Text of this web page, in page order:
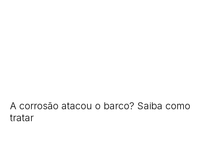
A corrosão atacou o barco? Saiba como
tratar